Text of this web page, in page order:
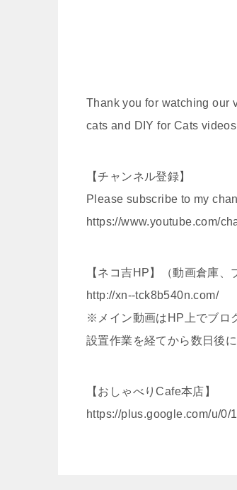
Thank you for watching our
cats and DIY for Cats
【チャンネル登録】
Please subscribe to my
https://www.youtube.com/
【ネコ吉HP】（動画倉庫、
http://xn--tck8b540n.com/
※メイン動画はHP上でブロ
設置作業を経てから数日後
【おしゃべりCafe本店】
https://plus.google.com/u/0/